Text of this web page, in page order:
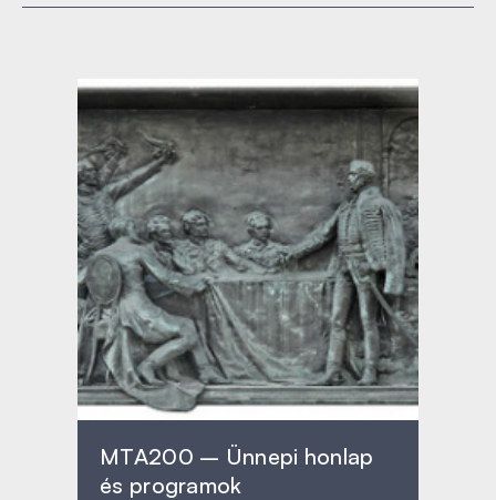
MTA200 – Ünnepi honlap
és programok